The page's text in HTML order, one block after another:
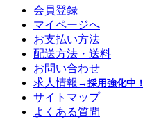
会員登録
マイページへ
お支払い方法
配送方法・送料
お問い合わせ
求人情報 →採用強化中！
サイトマップ
よくある質問